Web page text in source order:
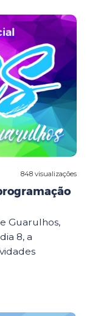
848 visualizações
Guarulhos,
8, a